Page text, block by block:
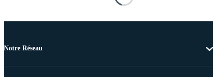
Notre Réseau